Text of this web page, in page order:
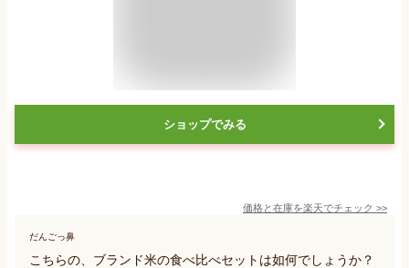
ショップでみる
価格と在庫を楽天でチェック >>
だんごっ鼻
こちらの、ブランド米の食べ比べセットは如何でしょうか？